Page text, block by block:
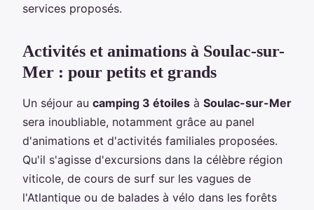
services proposés.
Activités et animations à Soulac-sur-
Mer : pour petits et grands
Un séjour au camping 3 étoiles à Soulac-sur-Mer
sera inoubliable, notamment grâce au panel
d'animations et d'activités familiales proposées.
Qu'il s'agisse d'excursions dans la célèbre région
viticole, de cours de surf sur les vagues de
l'Atlantique ou de balades à vélo dans les forêts